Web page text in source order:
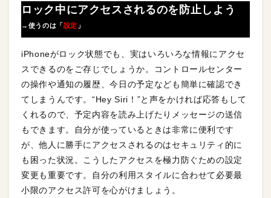
ロック中にアクセスされるのを防止しよう
→使うのは「設定 」
iPhoneがロック状態でも、実はいろいろな情報にアクセ
スできるのをご存じでしょうか。コントロールセンター
の操作や通知の履歴、今日の予定なども簡単に確認でき
てしまうんです。“Hey Siri！”と声をかければ応答もして
くれるので、予定内容を読み上げたりメッセージの送信
もできます。自分が使っているときは非常に便利です
が、他人に勝手にアクセスされるのはセキュリティ的に
も困った状況。こうしたアクセスを極力防ぐための設定
変更も重要です。自分の利用スタイルに合わせて必要最
小限のアクセス許可を心がけましょう。